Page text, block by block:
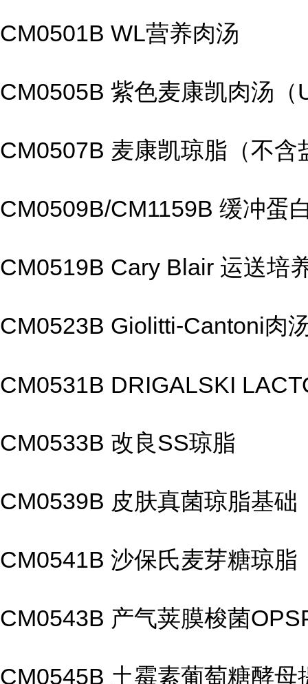
CM0501B WL营养肉汤
CM0505B 紫色麦康凯肉汤（
CM0507B 麦康凯琼脂（不含
CM0509B/CM1159B 缓冲蛋
CM0519B Cary Blair 运送培
CM0523B Giolitti-Cantoni肉
CM0531B DRIGALSKI
CM0533B 改良SS琼脂
CM0539B 皮肤真菌琼脂基础
CM0541B 沙保氏麦芽糖琼脂
CM0543B 产气荚膜梭菌
CM0545B 土霉素葡萄糖酵母